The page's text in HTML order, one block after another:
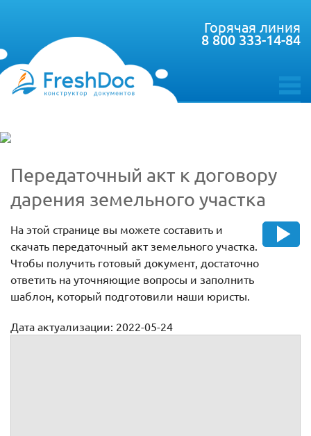
toggle
Горячая линия
8 800 333-14-84
Передаточный акт к договору
дарения земельного участка
На этой странице вы можете составить и
скачать передаточный акт земельного участка.
Чтобы получить готовый документ, достаточно
ответить на уточняющие вопросы и заполнить
шаблон, который подготовили наши юристы.
Дата актуализации: 2022-05-24